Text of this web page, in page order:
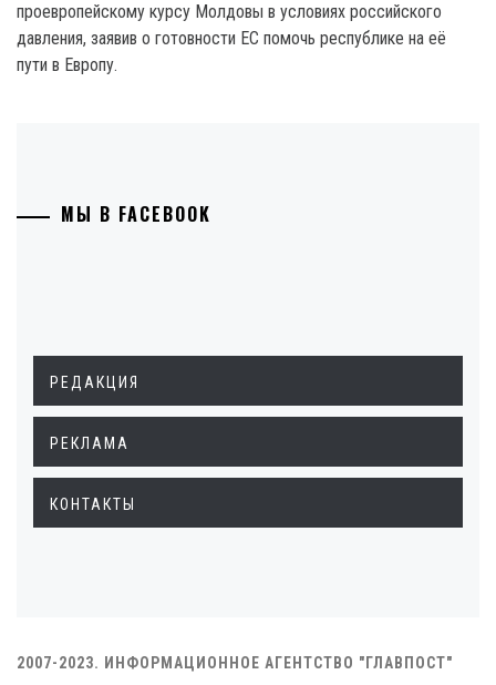
проевропейскому курсу Молдовы в условиях российского
давления, заявив о готовности ЕС помочь республике на её
пути в Европу.
МЫ В FACEBOOK
РЕДАКЦИЯ
РЕКЛАМА
КОНТАКТЫ
2007-2023. ИНФОРМАЦИОННОЕ АГЕНТСТВО "ГЛАВПОСТ"